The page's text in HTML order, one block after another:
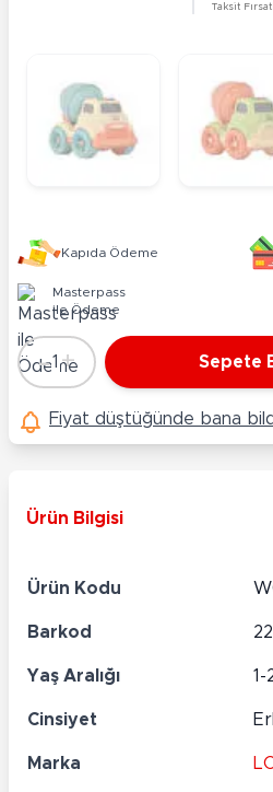
Taksit
Kapıda Ödeme
Masterpass
ile Ödeme
Adet
-1 + Sepete
Fiyat düştüğünde bana
Ürün Bilgisi
Ürün Kodu
Barkod
Yaş Aralığı 1-
Cinsiyet
Marka